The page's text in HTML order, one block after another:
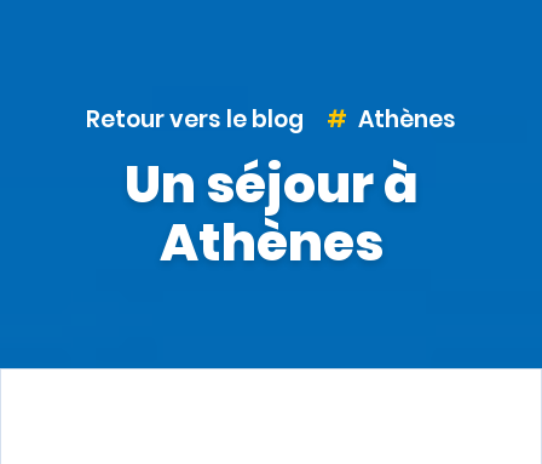
Retour vers le blog Athènes
Un séjour à
Athènes